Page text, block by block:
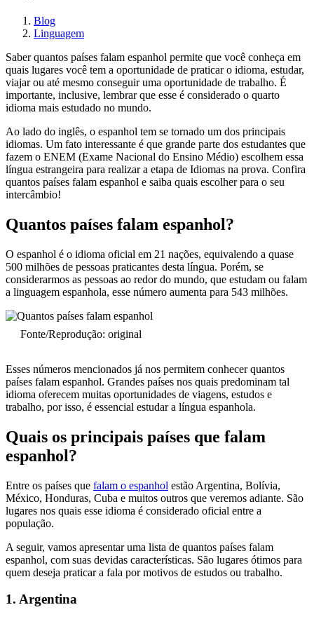
Blog
Linguagem
Saber quantos países falam espanhol permite que você conheça em
quais lugares você tem a oportunidade de praticar o idioma, estudar,
viajar ou até mesmo conseguir uma oportunidade de trabalho. É
importante, inclusive, lembrar que esse é considerado o quarto
idioma mais estudado no mundo.
Ao lado do inglês, o espanhol tem se tornado um dos principais
idiomas. Um fato interessante é que grande parte dos estudantes que
fazem o ENEM (Exame Nacional do Ensino Médio) escolhem essa
língua estrangeira para realizar a etapa de Idiomas na prova. Confira
quantos países falam espanhol e saiba quais escolher para o seu
intercâmbio!
Quantos países falam espanhol?
O espanhol é o idioma oficial em 21 nações, equivalendo a quase
500 milhões de pessoas praticantes desta língua. Porém, se
considerarmos as pessoas ao redor do mundo, que estudam ou falam
a linguagem espanhola, esse número aumenta para 543 milhões.
Fonte/Reprodução: original
Esses números mencionados já nos permitem conhecer quantos
países falam espanhol. Grandes países nos quais predominam tal
idioma oferecem muitas oportunidades de viagens, estudos e
trabalho, por isso, é essencial estudar a língua espanhola.
Quais os principais países que falam
espanhol?
Entre os países que falam o espanhol estão Argentina, Bolívia,
México, Honduras, Cuba e muitos outros que veremos adiante. São
lugares nos quais esse idioma é considerado oficial entre a
população.
A seguir, vamos apresentar uma lista de quantos países falam
espanhol, com suas devidas características. São lugares ótimos para
quem deseja praticar a fala por motivos de estudos ou trabalho.
1. Argentina